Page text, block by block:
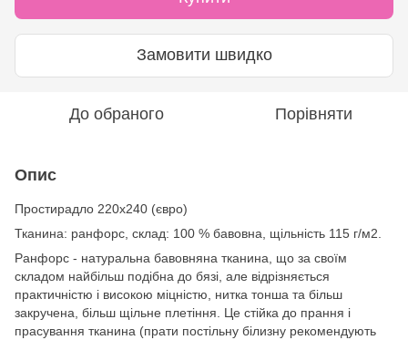
Замовити швидко
До обраного Порівняти
Опис
Простирадло 220х240 (євро)
Тканина: ранфорс, склад: 100 % бавовна, щільність 115 г/м2.
Ранфорс - натуральна бавовняна тканина, що за своїм
складом найбільш подібна до бязі, але відрізняється
практичністю і високою міцністю, нитка тонша та більш
закручена, більш щільне плетіння. Це стійка до прання і
прасування тканина (прати постільну білизну рекомендують